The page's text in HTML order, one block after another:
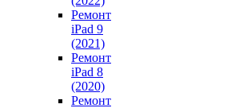
Ремонт
iPad 9
(2021)
Ремонт
iPad 8
(2020)
Ремонт